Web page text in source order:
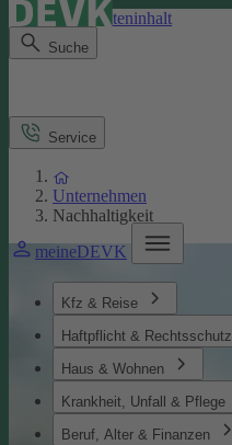
Direkt zum Seiteninhalt
Suche
meineDEVK
Kfz & Reise
Haftpflicht & Rechtsschutz
Haus & Wohnen
Krankheit, Unfall & Pflege
Beruf, Alter & Finanzen
Service
Unternehmen
Nachhaltigkeit